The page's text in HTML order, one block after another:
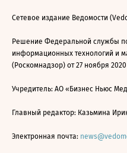
Сетевое издание Ведомости
Решение Федеральной службы
информационных технологий и
(Роскомнадзор) от 27 ноября
Учредитель: АО «Бизнес Ньюс
Главный редактор: Казьмина
Электронная почта: